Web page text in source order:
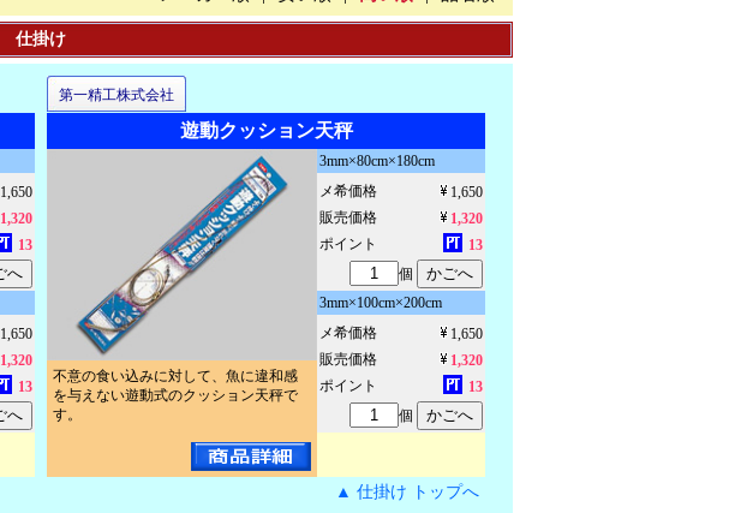
仕掛け
1,650
1,320
13
1,650
1,320
13
第一精工株式会社
遊動クッション天秤
不意の食い込みに対して、魚に違和感
を与えない遊動式のクッション天秤で
す。
3mm×80cm×180cm
メ希価格
1,650
販売価格
1,320
ポイント
13
個
3mm×100cm×200cm
メ希価格
1,650
販売価格
1,320
ポイント
13
個
▲ 仕掛け トップへ